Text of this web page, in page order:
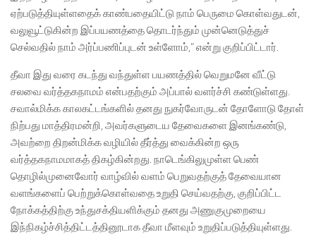
ஏற்படுத்தியுள்ளதைக் காண்பதையிட்டு நாம் பெருமை கொள்வதுடன்,
வலுவூட்டுகின்ற இப்பயணத்தை தொடர்ந்தும் முன்னெடுத்துச்
செல்வதில் நாம் அர்ப்பணிப்புடன் உள்ளோம்,” என்று குறிப்பிட்டார்.
தீவா இது வரை கடந்து வந்துள்ள பயணத்தில் வெறுமனே வீட்டு
சலவை வர்த்தகநாமம் என்பதற்கும் அப்பால் வளர்ச்சி கண்டுள்ளது.
சவால்மிக்க காலகட்டங்களில் தனது நுகர்வோருடன் தோளோடு தோள்
நிற்பது மாத்திரமன்றி, அவர்களுடைய தேவைகளை இனங்கண்டு,
அவற்றை திறன்மிக்க வழியில் தீர்த்து வைக்கின்ற ஒரு
வர்த்தகநாமமாகத் திகழ்கின்றது. நாடெங்கிலுமுள்ள பெண்
தொழில்முனைவோர் வாழ்வில் வளம் பெறுவதற்குத் தேவையான
வளங்களைப் பெற்றுக்கொள்வதை உறுதி செய்வதற்கு, குறிப்பிட்ட
நோக்கத்திற்கு உந்துசக்தியளிக்கும் தனது அணுகுமுறையை
இந்நிகழ்ச்சித்திட்டத்தினூடாக தீவா மீளவும் உறுதிப்படுத்தியுள்ளது.